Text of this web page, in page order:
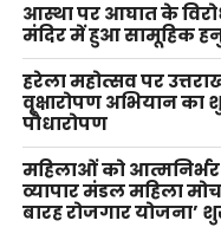
आस्था पर आघात के
मंदिर में हुआ सामूहिक
हरेला महोत्सव पर
वृक्षारोपण अभियान का
पौधारोपण
महिलाओं को
व्यापार मंडल महिला
बारह रोजगार योजना’